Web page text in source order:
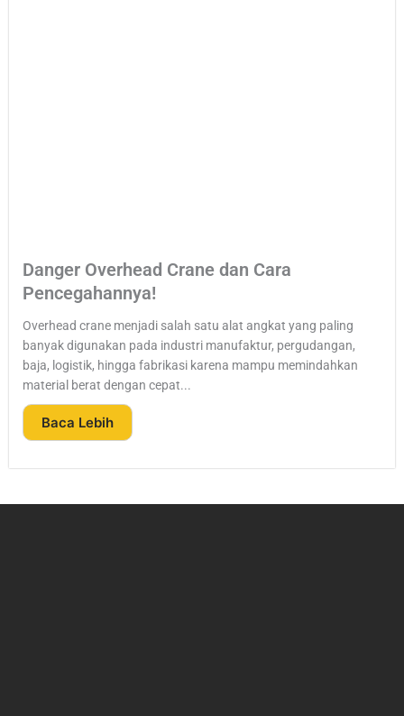
Danger Overhead Crane dan Cara
Pencegahannya!
Overhead crane menjadi salah satu alat angkat yang paling
banyak digunakan pada industri manufaktur, pergudangan,
baja, logistik, hingga fabrikasi karena mampu memindahkan
material berat dengan cepat...
Baca Lebih